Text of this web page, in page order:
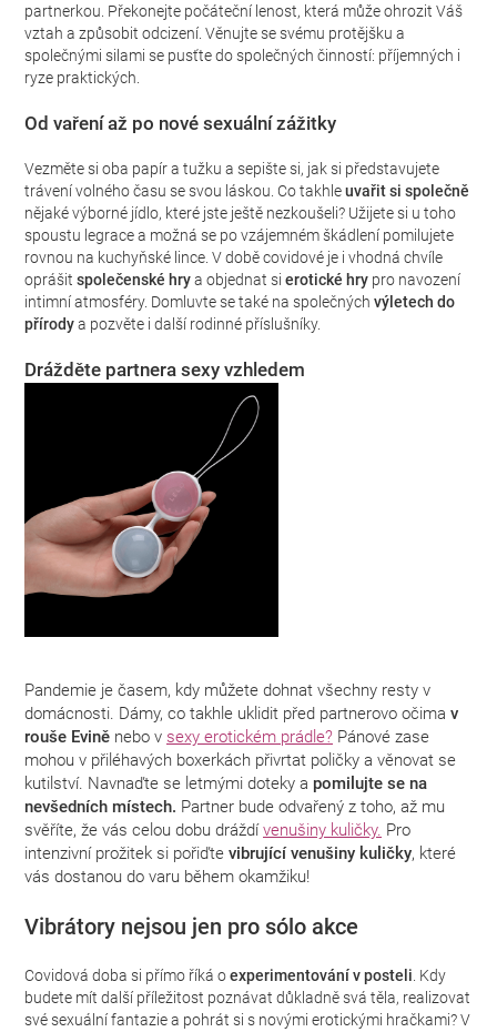
partnerkou. Překonejte počáteční lenost, která může ohrozit Váš
vztah a způsobit odcizení. Věnujte se svému protějšku a
společnými silami se pusťte do společných činností: příjemných i
ryze praktických.
Od vaření až po nové sexuální zážitky
Vezměte si oba papír a tužku a sepište si, jak si představujete
trávení volného času se svou láskou. Co takhleuvařit si společně
nějaké výborné jídlo, které jste ještě nezkoušeli? Užijete si u toho
spoustu legrace a možná se po vzájemném škádlení pomilujete
rovnou na kuchyňské lince. V době covidové je i vhodná chvíle
oprášit společenské hrya objednat si erotické hry pro navození
intimní atmosféry. Domluvte se také na společných výletech do
přírodya pozvěte i další rodinné příslušníky.
Drážděte partnera sexy vzhledem
Pandemie je časem, kdy můžete dohnat všechny resty v
domácnosti. Dámy, co takhle uklidit před partnerovo očima v
rouše Evině nebo v sexy erotickém prádle? Pánové zase
mohou v přiléhavých boxerkách přivrtat poličky a věnovat se
kutilství. Navnaďte se letmými doteky a pomilujte se na
nevšedních místech. Partner bude odvařený z toho, až mu
svěříte, že vás celou dobu dráždívenušiny kuličky. Pro
intenzivní prožitek si pořiďte vibrující venušiny kuličky, které
vás dostanou do varu během okamžiku!
Vibrátory nejsou jen pro sólo akce
Covidová doba si přímo říká oexperimentování v posteli. Kdy
budete mít další příležitost poznávat důkladně svá těla, realizovat
své sexuální fantazie a pohrát si s novými erotickými hračkami? V